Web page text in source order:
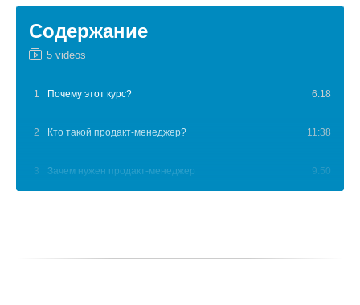
Содержание
5 videos
1 Почему этот курс? 6:18
2 Кто такой продакт-менеджер? 11:38
3 Зачем нужен продакт-менеджер 9:50
Результаты. Условия. Выгоды